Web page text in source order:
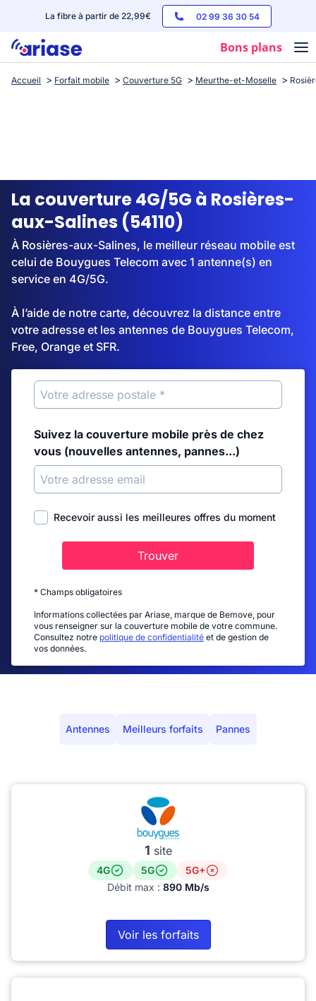
La fibre à partir de 22,99€ 02 99 36 30 54
Bons plans
Box internet
Streaming
Accueil Forfait mobile Couverture 5G Meurthe-et-Moselle
La couverture 4G/5G à Rosières-
aux-Salines (54110)
À Rosières-aux-Salines, le meilleur réseau mobile est
celui de Bouygues Telecom avec 1 antenne(s) en
service en 4G/5G.
À l’aide de notre carte, découvrez la distance entre
votre adresse et les antennes de Bouygues Telecom,
Free, Orange et SFR.
Suivez la couverture mobile près de chez
vous (nouvelles antennes, pannes...)
Recevoir aussi les meilleures offres du moment
Trouver
* Champs obligatoires
Informations collectées par Ariase, marque de Bemove, pour
vous renseigner sur la couverture mobile de votre commune.
Consultez notre politique de confidentialité et de gestion de
vos données.
Antennes Meilleurs forfaits Pannes
1 site
4G 5G
5G+
Débit max : 890 Mb/s
Voir les forfaits